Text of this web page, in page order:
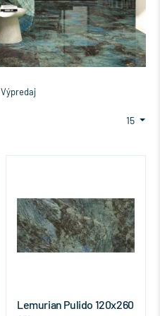
Výpredaj
15
Lemurian Pulido 120x260